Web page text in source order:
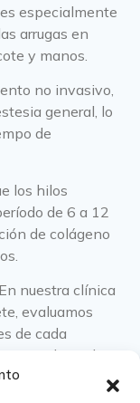
especialmente
arrugas en
y manos.
no invasivo,
general, lo
de
los hilos
de 6 a 12
de colágeno
En nuestra clínica
evaluamos
de cada
adaptado a